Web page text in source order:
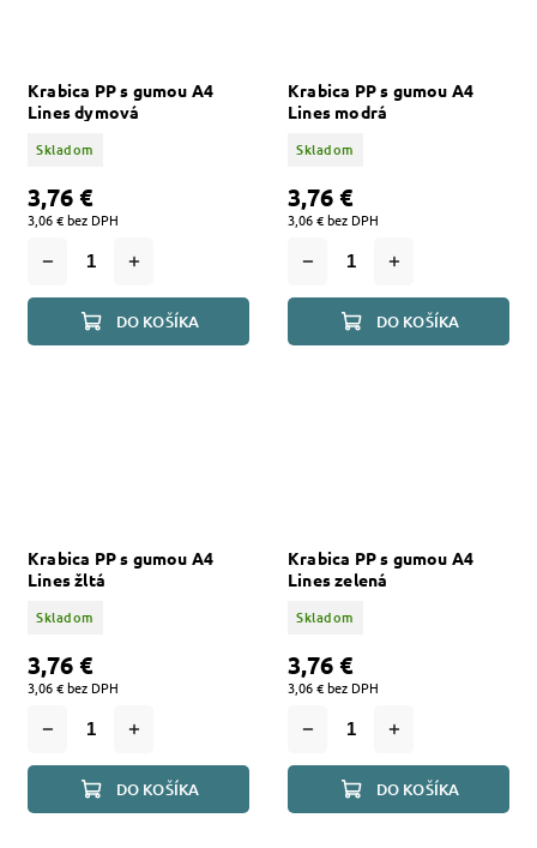
Krabica PP s gumou A4
Lines dymová
Skladom
3,06 € bez DPH
3,76 €
DO KOŠÍKA
Krabica PP s gumou A4
Lines modrá
Skladom
3,06 € bez DPH
3,76 €
DO KOŠÍKA
Krabica PP s gumou A4
Lines žltá
Skladom
3,06 € bez DPH
3,76 €
DO KOŠÍKA
Krabica PP s gumou A4
Lines zelená
Skladom
3,06 € bez DPH
3,76 €
DO KOŠÍKA